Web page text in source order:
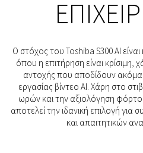
Ο στόχος του Toshiba S300 AI
όπου η επιτήρηση είναι
αντοχής που αποδίδουν
εργασίας βίντεο AI. Χάρη στο
ωρών και την αξιολόγηση
αποτελεί την ιδανική επιλογή
και απαιτητικών